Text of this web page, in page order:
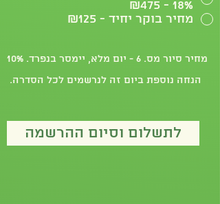
18% - ₪475
מחיר בוקר יחיד - ₪125
מחיר סיור מס. 6 - יום מלא, יימסר בנפרד. 10%
הנחה נוספת ביום זה לנרשמים לכל הסדרה.
לתשלום וסיום ההרשמה